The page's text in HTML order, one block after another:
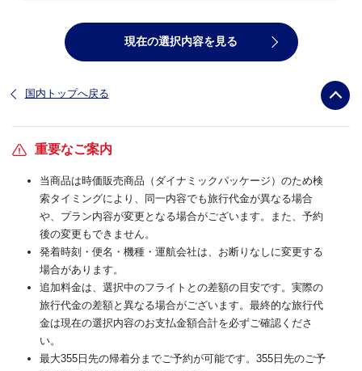
現在の選択内容を見る
国内トップへ戻る
重要なご案内
当商品は時価販売商品（ダイナミックパッケージ）のため検
索タイミングにより、同一内容でも旅行代金が異なる場合
や、プラン内容が変更となる場合がございます。また、予約
後の変更もできません。
発着時刻・便名・機種・運航会社は、お断りなしに変更する
場合があります。
追加料金は、選択中のフライトとの差額の目安です。実際の
旅行代金の差額と異なる場合がございます。最終的な旅行代
金は現在の選択内容のお支払金額合計を必ずご確認くださ
い。
最大355日先の帰着分までご予約が可能です。355日先のご予